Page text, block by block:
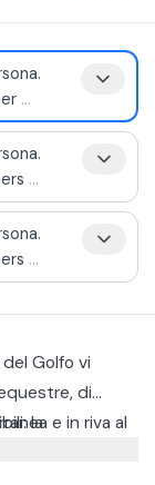
...
...
...
Golfo vi
di
e in riva al
la
al tramonto.